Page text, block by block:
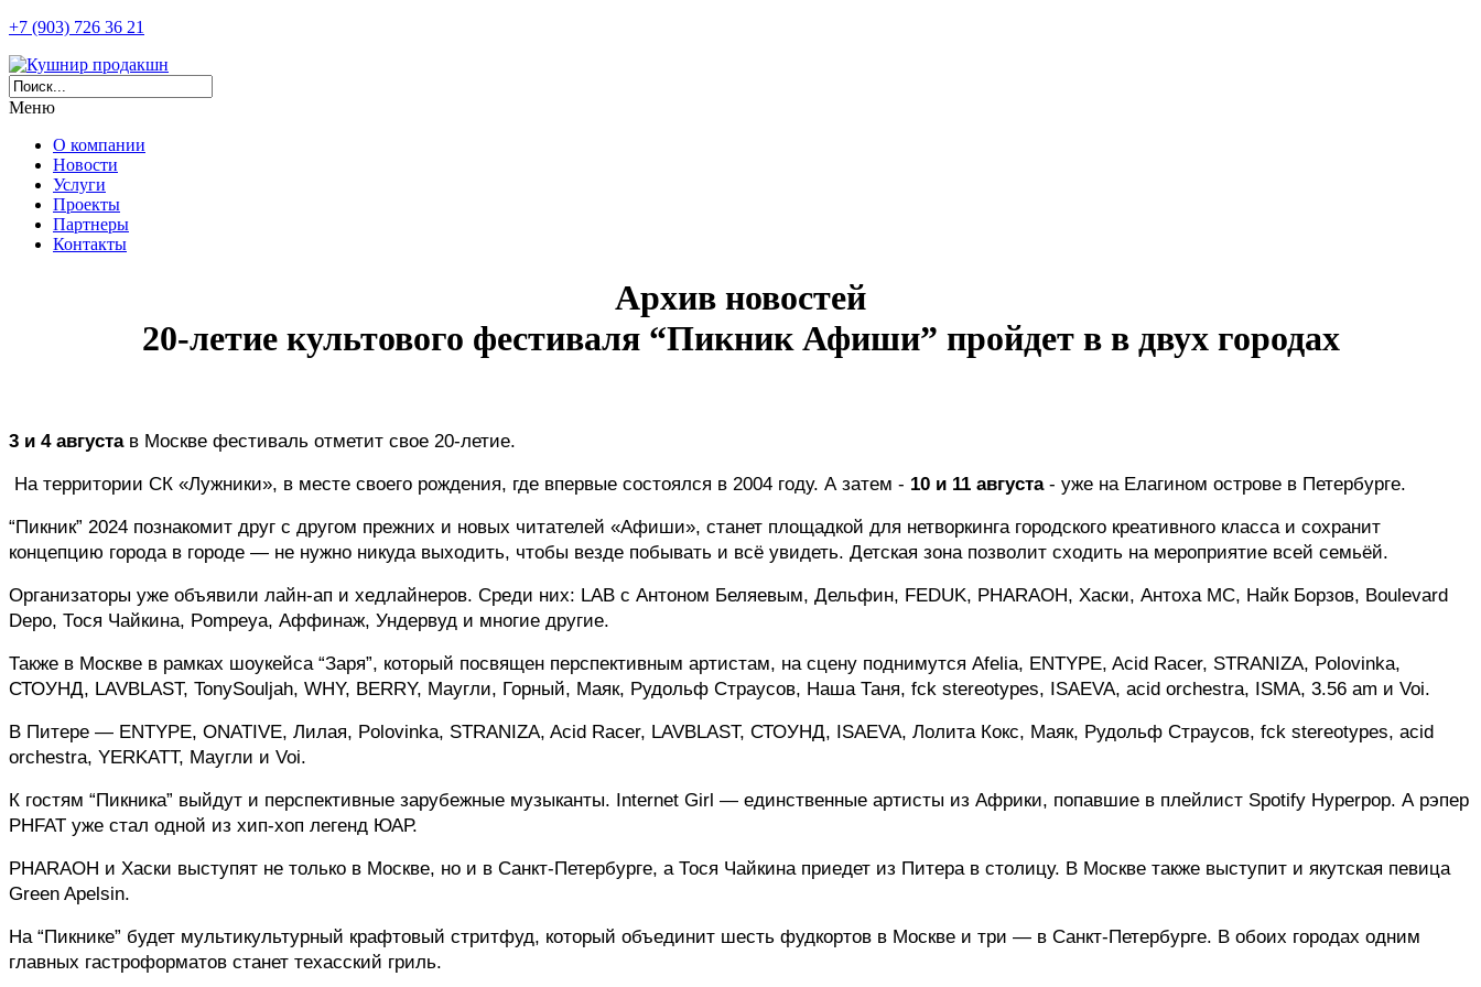
+7 (903) 726 36 21
Меню
О компании
Новости
Услуги
Проекты
Партнеры
Контакты
Архив новостей
20‑летие культового фестиваля “Пикник Афиши” пройдет в в двух городах
3 и 4 августа в Москве фестиваль отметит свое 20‑летие.
На территории СК «Лужники», в месте своего рождения, где впервые состоялся в 2004 году. А затем - 10 и 11 августа - уже на Елагином острове в Петербурге.
“Пикник” 2024 познакомит друг с другом прежних и новых читателей «Афиши», станет площадкой для нетворкинга городского креативного класса и сохранит
концепцию города в городе — не нужно никуда выходить, чтобы везде побывать и всё увидеть. Детская зона позволит сходить на мероприятие всей семьёй.
Организаторы уже объявили лайн-ап и хедлайнеров. Среди них: LAB с Антоном Беляевым, Дельфин, FEDUK, PHARAOH, Хаски, Антоха МС, Найк Борзов, Boulevard
Depo, Тося Чайкина, Pompeya, Аффинаж, Ундервуд и многие другие.
Также в Москве в рамках шоукейса “Заря”, который посвящен перспективным артистам, на сцену поднимутся Afelia, ENTYPE, Acid Racer, STRANIZA, Polovinka,
СТОУНД, LAVBLAST, TonySouljah, WHY, BERRY, Маугли, Горный, Маяк, Рудольф Страусов, Наша Таня, fck stereotypes, ISAEVA, acid orchestra, ISMA, 3.56 am и Voi.
В Питере — ENTYPE, ONATIVE, Лилая, Polovinka, STRANIZA, Acid Racer, LAVBLAST, СТОУНД, ISAEVA, Лолита Кокс, Маяк, Рудольф Страусов, fck stereotypes, acid
orchestra, YERKATT, Маугли и Voi.
К гостям “Пикника” выйдут и перспективные зарубежные музыканты. Internet Girl — единственные артисты из Африки, попавшие в плейлист Spotify Hyperpop. А рэпер
PHFAT уже стал одной из хип-хоп легенд ЮАР.
PHARAOH и Хаски выступят не только в Москве, но и в Санкт-Петербурге, а Тося Чайкина приедет из Питера в столицу. В Москве также выступит и якутская певица
Green Apelsin.
На “Пикнике” будет мультикультурный крафтовый стритфуд, который объединит шесть фудкортов в Москве и три — в Санкт-Петербурге. В обоих городах одним
главных гастроформатов станет техасский гриль.